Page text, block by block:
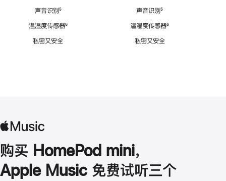
声音识别脚
⁵
温湿度传感器脚
⁶
私密又安全
声音识别脚
⁵
温湿度传感器脚
⁶
私密又安全
购买 HomePod mini，
Apple Music 免费试听三个